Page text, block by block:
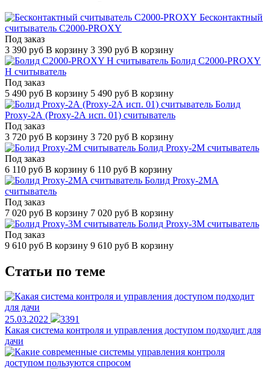
Бесконтактный
считыватель С2000-PROXY
Под заказ
3 390 руб В корзину 3 390 руб В корзину
Болид С2000-PROXY
H считыватель
Под заказ
5 490 руб В корзину 5 490 руб В корзину
Болид
Proxy-2А (Proxy-2А исп. 01) считыватель
Под заказ
3 720 руб В корзину 3 720 руб В корзину
Болид Proxy-2М считыватель
Под заказ
6 110 руб В корзину 6 110 руб В корзину
Болид Proxy-2МA
считыватель
Под заказ
7 020 руб В корзину 7 020 руб В корзину
Болид Proxy-3M считыватель
Под заказ
9 610 руб В корзину 9 610 руб В корзину
Статьи по теме
25.03.2022
3391
Какая система контроля и управления доступом подходит для
дачи